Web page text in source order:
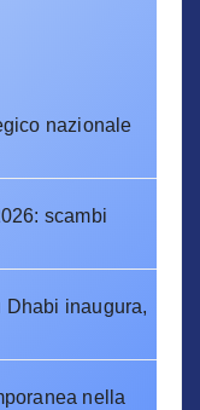
nazionale
scambi
Dhabi inaugura,
nella